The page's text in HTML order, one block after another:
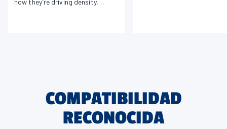
COMPATIBILIDAD
RECONOCIDA